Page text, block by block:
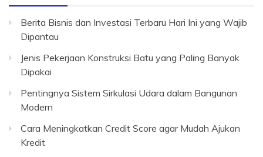
Berita Bisnis dan Investasi Terbaru Hari Ini yang Wajib
Dipantau
Jenis Pekerjaan Konstruksi Batu yang Paling Banyak
Dipakai
Pentingnya Sistem Sirkulasi Udara dalam Bangunan
Modern
Cara Meningkatkan Credit Score agar Mudah Ajukan
Kredit